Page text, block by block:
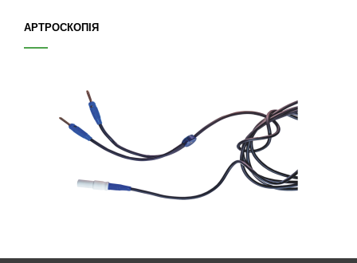
АРТРОСКОПІЯ